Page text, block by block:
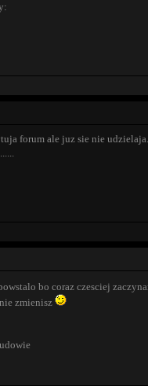
forum ale juz sie nie
bo coraz czesciej
zmienisz